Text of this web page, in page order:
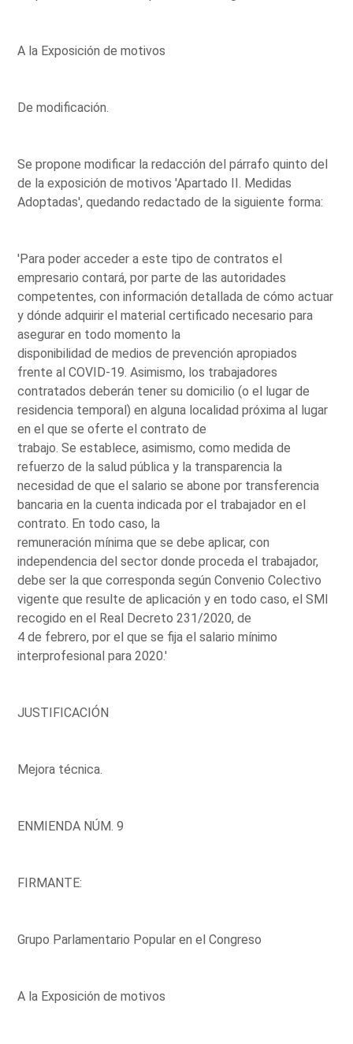
A la Exposición de motivos
De modificación.
Se propone modificar la redacción del párrafo quinto del
de la exposición de motivos 'Apartado II. Medidas
Adoptadas', quedando redactado de la siguiente forma:
'Para poder acceder a este tipo de contratos el
empresario contará, por parte de las autoridades
competentes, con información detallada de cómo actuar
y dónde adquirir el material certificado necesario para
asegurar en todo momento la
disponibilidad de medios de prevención apropiados
frente al COVID-19. Asimismo, los trabajadores
contratados deberán tener su domicilio (o el lugar de
residencia temporal) en alguna localidad próxima al lugar
en el que se oferte el contrato de
trabajo. Se establece, asimismo, como medida de
refuerzo de la salud pública y la transparencia la
necesidad de que el salario se abone por transferencia
bancaria en la cuenta indicada por el trabajador en el
contrato. En todo caso, la
remuneración mínima que se debe aplicar, con
independencia del sector donde proceda el trabajador,
debe ser la que corresponda según Convenio Colectivo
vigente que resulte de aplicación y en todo caso, el SMI
recogido en el Real Decreto 231/2020, de
4 de febrero, por el que se fija el salario mínimo
interprofesional para 2020.'
JUSTIFICACIÓN
Mejora técnica.
ENMIENDA NÚM. 9
FIRMANTE:
Grupo Parlamentario Popular en el Congreso
A la Exposición de motivos